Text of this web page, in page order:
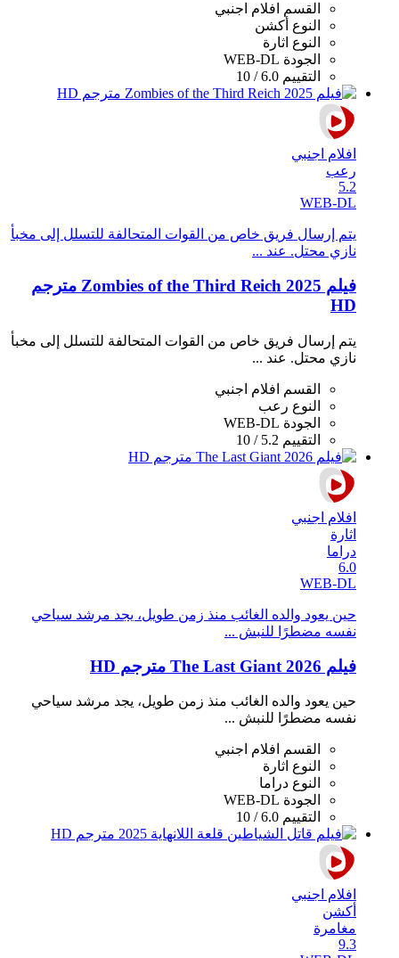
القسم
افلام اجنبي
النوع أكشن
النوع اثارة
الجودة WEB-DL
التقييم 6.0 / 10
افلام اجنبي
رعب
5.2
WEB-DL
يتم إرسال فريق خاص من القوات المتحالفة للتسلل إلى مخبأ
نازي محتل. عند ...
فيلم Zombies of the Third Reich 2025 مترجم
HD
يتم إرسال فريق خاص من القوات المتحالفة للتسلل إلى مخبأ
نازي محتل. عند ...
القسم
افلام اجنبي
النوع رعب
الجودة WEB-DL
التقييم 5.2 / 10
افلام اجنبي
اثارة
دراما
6.0
WEB-DL
حين يعود والده الغائب منذ زمن طويل، يجد مرشد سياحي
نفسه مضطرًا للنبش ...
فيلم The Last Giant 2026 مترجم HD
حين يعود والده الغائب منذ زمن طويل، يجد مرشد سياحي
نفسه مضطرًا للنبش ...
القسم
افلام اجنبي
النوع اثارة
النوع دراما
الجودة WEB-DL
التقييم 6.0 / 10
افلام اجنبي
أكشن
مغامرة
9.3